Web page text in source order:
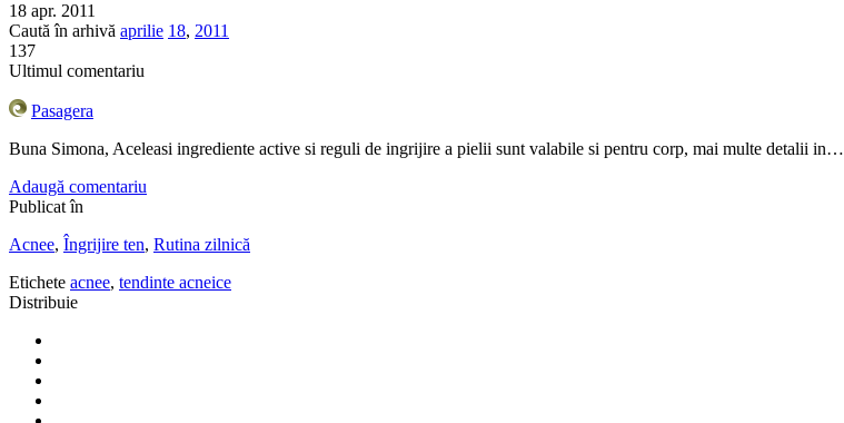
18 apr. 2011
Caută în arhivă aprilie 18, 2011
137
Ultimul comentariu
Pasagera
Buna Simona, Aceleasi ingrediente active si reguli de ingrijire a pielii sunt valabile si pentru corp, mai multe detalii in…
Adaugă comentariu
Publicat în
Acnee, Îngrijire ten, Rutina zilnică
Etichete acnee, tendinte acneice
Distribuie